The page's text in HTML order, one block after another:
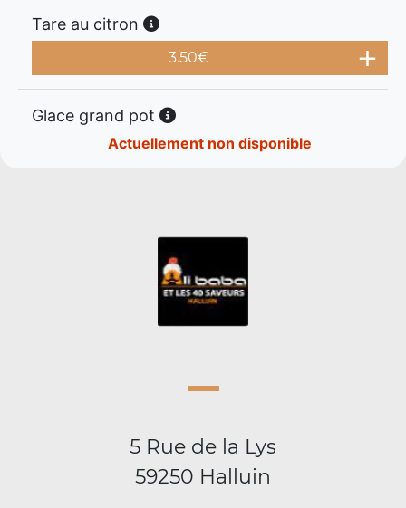
Tare au citron
3.50€
Glace grand pot
Actuellement non disponible
5 Rue de la Lys
59250 Halluin